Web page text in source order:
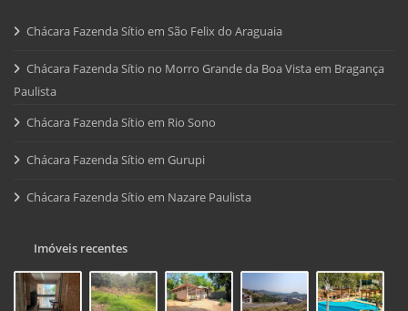
Chácara Fazenda Sítio em São Felix do Araguaia
Chácara Fazenda Sítio no Morro Grande da Boa Vista em Bragança
Paulista
Chácara Fazenda Sítio em Rio Sono
Chácara Fazenda Sítio em Gurupi
Chácara Fazenda Sítio em Nazare Paulista
Imóveis recentes